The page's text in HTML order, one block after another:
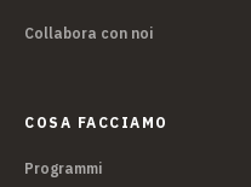
Collabora con noi
COSA FACCIAMO
Programmi